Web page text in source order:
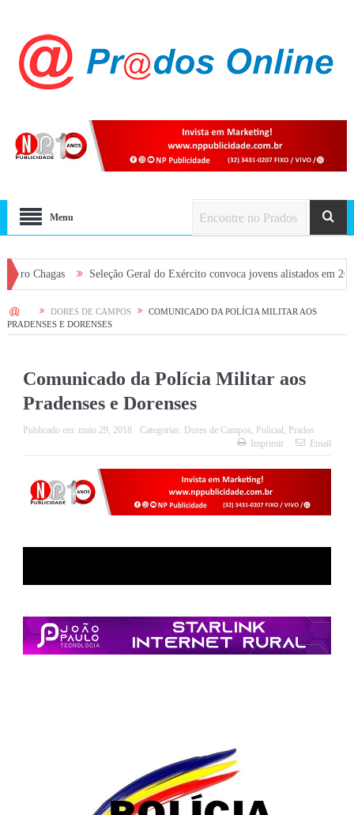
Menu
Seleção Geral do Exército convoca jovens alistados em 2026 em
HOME DORES DE CAMPOS
COMUNICADO DA POLÍCIA MILITAR AOS
PRADENSES E DORENSES
Comunicado da Polícia Militar aos
Pradenses e Dorenses
Publicado em: maio 29, 2018 Categorias: Dores de Campos, Policial , Prados
Imprimir
Email